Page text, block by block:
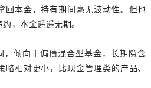
回本金，持有期间毫无波动性。但也
，本金遥遥无期。
，倾向于偏债混合型基金，长期隐含
相对更小，比现金管理类的产品、